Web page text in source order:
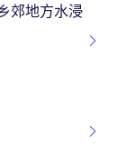
郊地方水浸